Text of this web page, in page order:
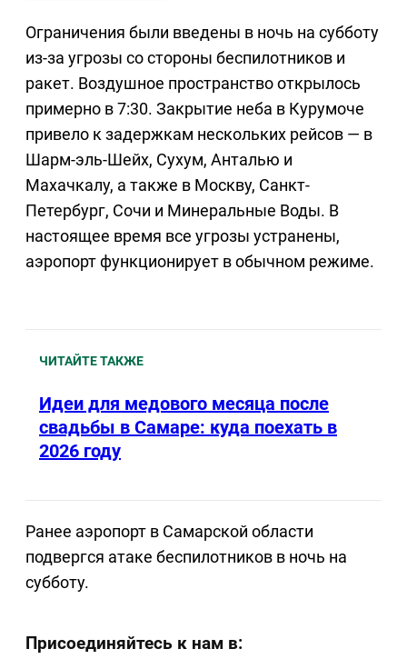
Ограничения были введены в ночь на субботу
из-за угрозы со стороны беспилотников и
ракет. Воздушное пространство открылось
примерно в 7:30. Закрытие неба в Курумоче
привело к задержкам нескольких рейсов — в
Шарм-эль-Шейх, Сухум, Анталью и
Махачкалу, а также в Москву, Санкт-
Петербург, Сочи и Минеральные Воды. В
настоящее время все угрозы устранены,
аэропорт функционирует в обычном режиме.
ЧИТАЙТЕ ТАКЖЕ
Идеи для медового месяца после
свадьбы в Самаре: куда поехать в
2026 году
Ранее аэропорт в Самарской области
подвергся атаке беспилотников в ночь на
субботу.